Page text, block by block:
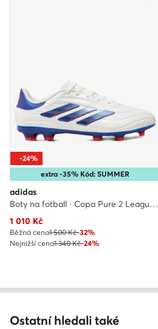
extra -35% Kód: SUMMER
-24%
adidas
Boty na fotball · Copa Pure 2 League FG IG6411 · Bílá
Aktuální cena
1 010 Kč
Běžná cena1 500 Kč-32%
Nejnižší cena1 340 Kč-24%
Ostatní hledali také